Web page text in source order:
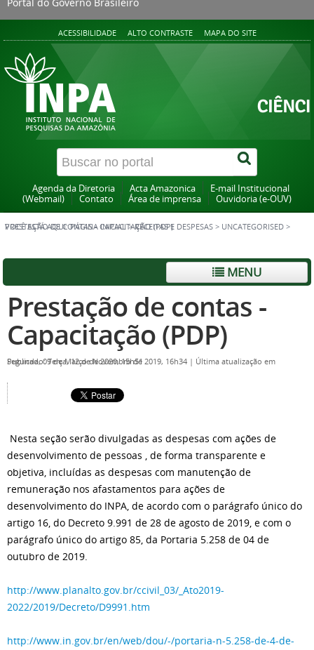
ACESSIBILIDADE ALTO CONTRASTE MAPA DO SITE
Agenda da Diretoria Acta Amazonica
E-mail Institucional
(Webmail)
Contato Área de imprensa Ouvidoria (e-OUV)
VOCÊ ESTÁ AQUI:PÁGINA INICIAL >RECEITAS E DESPESAS > UNCATEGORISED >
PRESTAÇÃO DE CONTAS - CAPACITAÇÃO (PDP)
MENU
Prestação de contas -
Capacitação (PDP)
Publicado: Terça, 12 de Novembro de 2019, 16h34 |
Última atualização em Segunda, 09 de Março de 2020, 15h51
Nesta seção serão divulgadas as despesas com ações de
desenvolvimento de pessoas , de forma transparente e
objetiva, incluídas as despesas com manutenção de
remuneração nos afastamentos para ações de
desenvolvimento do INPA, de acordo com o parágrafo único do
artigo 16, do Decreto 9.991 de 28 de agosto de 2019, e com o
parágrafo único do artigo 85, da Portaria 5.258 de 04 de
outubro de 2019.
http://www.planalto.gov.br/ccivil_03/_Ato2019-
2022/2019/Decreto/D9991.htm
http://www.in.gov.br/en/web/dou/-/portaria-n-5.258-de-4-de-